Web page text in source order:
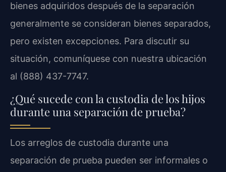
bienes adquiridos después de la separación
generalmente se consideran bienes separados,
pero existen excepciones. Para discutir su
situación, comuníquese con nuestra ubicación
al (888) 437-7747.
¿Qué sucede con la custodia de los hijos
durante una separación de prueba?
Los arreglos de custodia durante una
separación de prueba pueden ser informales o